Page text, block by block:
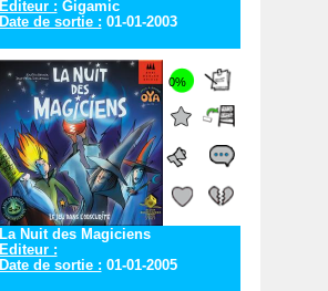
Editeur : Gigamic
Date de sortie : 01-01-2003
0%
La Nuit des Magiciens
Editeur :
Date de sortie : 01-01-2005